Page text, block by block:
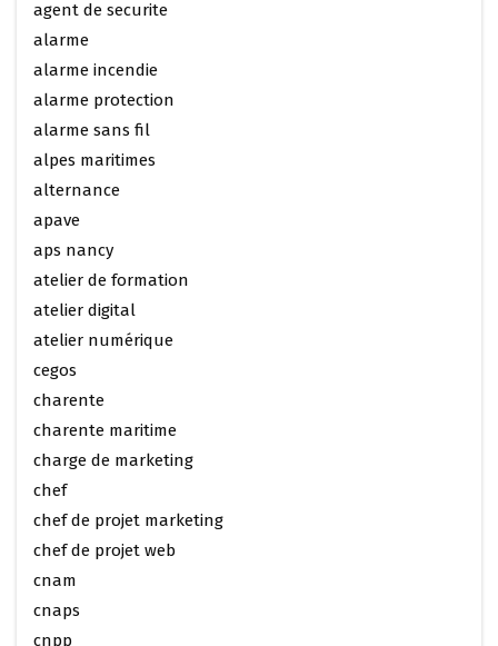
agent de securite
alarme
alarme incendie
alarme protection
alarme sans fil
alpes maritimes
alternance
apave
aps nancy
atelier de formation
atelier digital
atelier numérique
cegos
charente
charente maritime
charge de marketing
chef
chef de projet marketing
chef de projet web
cnam
cnaps
cnpp